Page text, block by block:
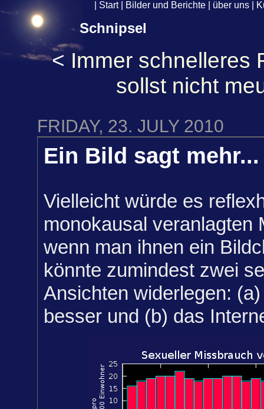
Start| Bilder und Berichte über uns
Schnipsel
< Immer schnelleres
sollst nicht
FRIDAY, 23. JULY 2010
Ein Bild sagt mehr...
Vielleicht würde es
monokausal veranlagten
wenn man ihnen ein
könnte zumindest zwei
Ansichten widerlegen:
besser und (b) das